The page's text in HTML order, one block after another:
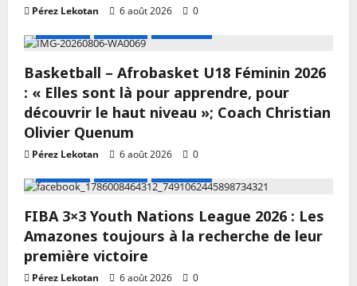
Pérez Lekotan 6 août 2026
0
Basketball – Afrobasket U18 Féminin 2026
: « Elles sont là pour apprendre, pour
découvrir le haut niveau »; Coach Christian
Olivier Quenum
Pérez Lekotan 6 août 2026
0
FIBA 3×3 Youth Nations League 2026 : Les
Amazones toujours à la recherche de leur
première victoire
Pérez Lekotan 6 août 2026 0